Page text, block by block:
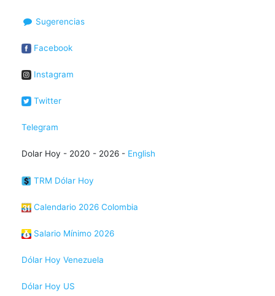
Sugerencias
Facebook
Instagram
Twitter
Telegram
Dolar Hoy - 2020 - 2026 - English
TRM Dólar Hoy
Calendario 2026 Colombia
Salario Mínimo 2026
Dólar Hoy Venezuela
Dólar Hoy US